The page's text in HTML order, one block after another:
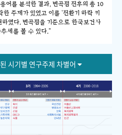
어를 분석한 결과, 변곡점 전후의 총 10
주제가 있었고 이를 '전환기 하락 키
였다. 변곡점을 기준으로 한국보건사
세를 볼 수 있다."
시기별 연구주제 차별어